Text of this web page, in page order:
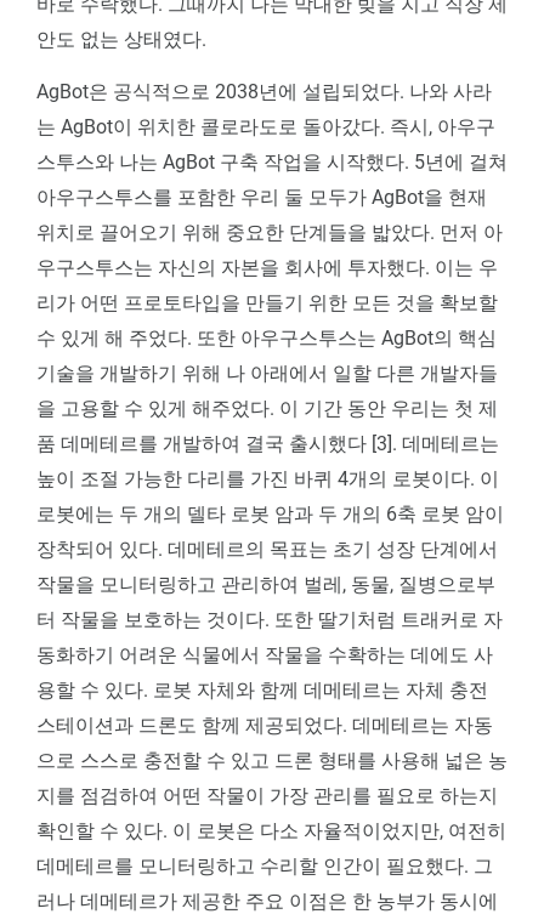
안도 없는 상태였다.
AgBot은 공식적으로 2038년에 설립되었다. 나와 사라
는 AgBot이 위치한 콜로라도로 돌아갔다. 즉시, 아우구
스투스와 나는 AgBot 구축 작업을 시작했다. 5년에 걸쳐
아우구스투스를 포함한 우리 둘 모두가 AgBot을 현재
위치로 끌어오기 위해 중요한 단계들을 밟았다. 먼저 아
우구스투스는 자신의 자본을 회사에 투자했다. 이는 우
리가 어떤 프로토타입을 만들기 위한 모든 것을 확보할
수 있게 해 주었다. 또한 아우구스투스는 AgBot의 핵심
기술을 개발하기 위해 나 아래에서 일할 다른 개발자들
을 고용할 수 있게 해주었다. 이 기간 동안 우리는 첫 제
품 데메테르를 개발하여 결국 출시했다 [3]. 데메테르는
높이 조절 가능한 다리를 가진 바퀴 4개의 로봇이다. 이
로봇에는 두 개의 델타 로봇 암과 두 개의 6축 로봇 암이
장착되어 있다. 데메테르의 목표는 초기 성장 단계에서
작물을 모니터링하고 관리하여 벌레, 동물, 질병으로부
터 작물을 보호하는 것이다. 또한 딸기처럼 트래커로 자
동화하기 어려운 식물에서 작물을 수확하는 데에도 사
용할 수 있다. 로봇 자체와 함께 데메테르는 자체 충전
스테이션과 드론도 함께 제공되었다. 데메테르는 자동
으로 스스로 충전할 수 있고 드론 형태를 사용해 넓은 농
지를 점검하여 어떤 작물이 가장 관리를 필요로 하는지
확인할 수 있다. 이 로봇은 다소 자율적이었지만, 여전히
데메테르를 모니터링하고 수리할 인간이 필요했다. 그
러나 데메테르가 제공한 주요 이점은 한 농부가 동시에